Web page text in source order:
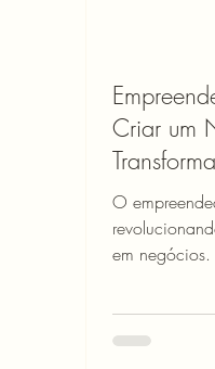
Criar um
O
em negócios.